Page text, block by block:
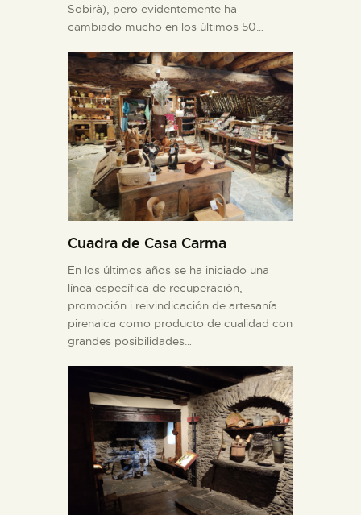
Sobirà), pero evidentemente ha
cambiado mucho en los últimos 50…
Cuadra de Casa Carma
En los últimos años se ha iniciado una
línea específica de recuperación,
promoción i reivindicación de artesanía
pirenaica como producto de cualidad con
grandes posibilidades…